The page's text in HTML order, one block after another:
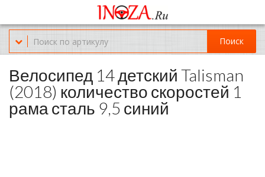
Офис обслуживания г.Краснодар (KRD) Куликова Поля 2 (магазин
Нож-мясо)
8-(967)-300-69-11
Поиск
Велосипед 14 детский Talisman
(2018) количество скоростей 1
рама сталь 9,5 синий